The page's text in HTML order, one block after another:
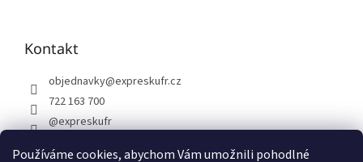
Používáme cookies, abychom Vám umožnili pohodlné
Kontakt
objednavky@expreskufr.cz
722 163 700
@expreskufr